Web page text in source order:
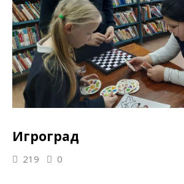
Игроград
219 0